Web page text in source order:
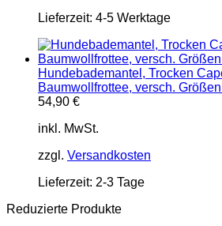
Lieferzeit: 4-5 Werktage
Hundebademantel, Trocken
Baumwollfrottee, versch.
54,90 €
inkl. MwSt.
zzgl. Versandkosten
Lieferzeit: 2-3 Tage
Reduzierte Produkte